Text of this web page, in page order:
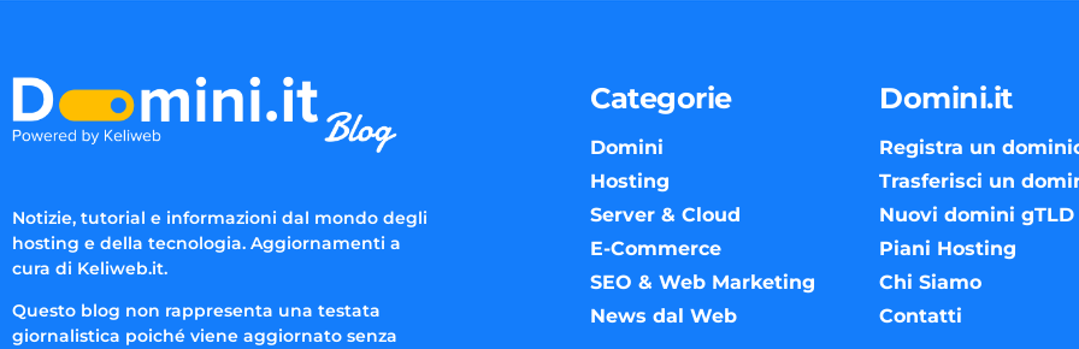
Notizie, tutorial e informazioni dal mondo degli
hosting e della tecnologia. Aggiornamenti a
cura di Keliweb.it.
Questo blog non rappresenta una testata
giornalistica poiché viene aggiornato senza
Categorie
Domini
Hosting
Server & Cloud
E-Commerce
SEO & Web Marketing
News dal Web
Domini.it
Registra un
Trasferisci un
Nuovi domini gTLD
Piani Hosting
Chi Siamo
Contatti